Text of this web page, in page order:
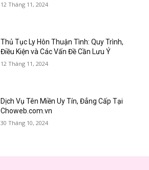
12 Tháng 11, 2024
Thủ Tục Ly Hôn Thuận Tình: Quy Trình,
Điều Kiện và Các Vấn Đề Cần Lưu Ý
12 Tháng 11, 2024
Dịch Vụ Tên Miền Uy Tín, Đẳng Cấp Tại
Choweb.com.vn
30 Tháng 10, 2024